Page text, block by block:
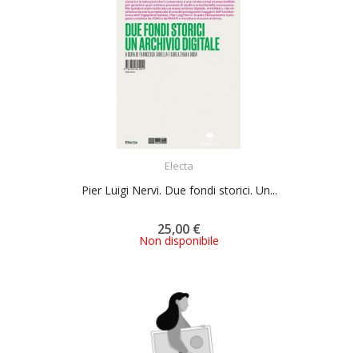
Electa
Pier Luigi Nervi. Due fondi storici. Un...
25,00 €
Non disponibile